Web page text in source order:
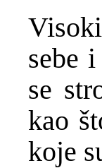
sebe
se
kao
koje